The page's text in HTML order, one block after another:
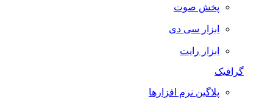
پخش صوت
ابزار سی دی
ابزار رایت
گرافیک
پلاگین نرم افزارها